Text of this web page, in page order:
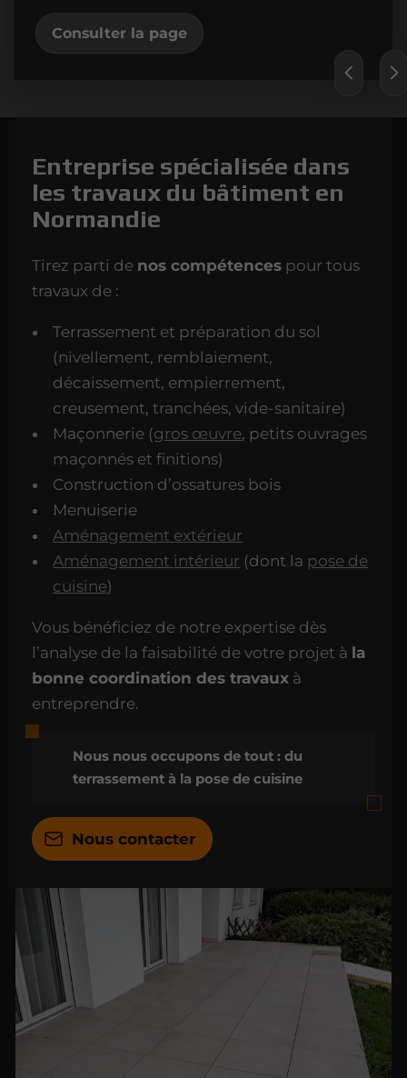
Consulter la page
Entreprise spécialisée dans
les travaux du bâtiment en
Normandie
Tirez parti de nos compétences pour tous
travaux de :
Terrassement et préparation du sol
(nivellement, remblaiement,
décaissement, empierrement,
creusement, tranchées, vide-sanitaire)
Maçonnerie (gros œuvre, petits ouvrages
maçonnés et finitions)
Construction d’ossatures bois
Menuiserie
Aménagement extérieur
Aménagement intérieur (dont la pose de
cuisine)
Vous bénéficiez de notre expertise dès
l’analyse de la faisabilité de votre projet à la
bonne coordination des travaux à
entreprendre.
Nous nous occupons de tout : du
terrassement à la pose de cuisine
Nous contacter